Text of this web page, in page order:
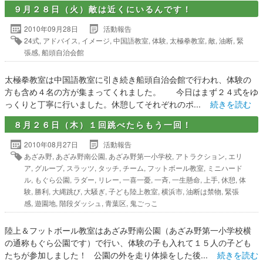
９月２８日（火）敵は近くにいるんです！
2010年09月28日
活動報告
24式, アドバイス, イメージ, 中国語教室, 体験, 太極拳教室, 敵, 油断, 緊
張感, 船頭自治会館
太極拳教室は中国語教室に引き続き船頭自治会館で行われ、体験の
方も含め４名の方が集まってくれました。 今日はまず２４式をゆ
っくりと丁寧に行いました。休憩してそれぞれのポ... 続きを読む
８月２６日（木）１回跳べたらもう一回！
2010年08月27日
活動報告
あざみ野, あざみ野南公園, あざみ野第一小学校, アトラクション, エリ
ア, グループ, スラッツ, タッチ, チーム, フットボール教室, ミニハード
ル, もぐら公園, ラダー, リレー, 一喜一憂, 一斉, 一生懸命, 上手, 休憩, 体
験, 勝利, 大縄跳び, 大騒ぎ, 子ども陸上教室, 横浜市, 油断は禁物, 緊張
感, 遊園地, 階段ダッシュ , 青葉区, 鬼ごっこ
陸上＆フットボール教室はあざみ野南公園（あざみ野第一小学校横
の通称もぐら公園です）で行い、体験の子も入れて１５人の子ども
たちが参加しました！ 公園の外を走り体操をした後... 続きを読む